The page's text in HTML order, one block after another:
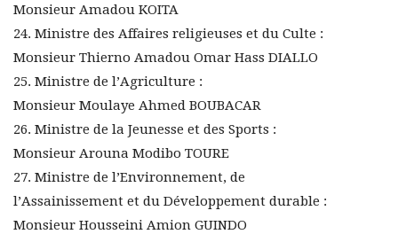
Monsieur Amadou KOITA
24. Ministre des Affaires religieuses et du Culte :
Monsieur Thierno Amadou Omar Hass DIALLO
25. Ministre de l’Agriculture :
Monsieur Moulaye Ahmed BOUBACAR
26. Ministre de la Jeunesse et des Sports :
Monsieur Arouna Modibo TOURE
27. Ministre de l’Environnement, de
l’Assainissement et du Développement durable :
Monsieur Housseini Amion GUINDO